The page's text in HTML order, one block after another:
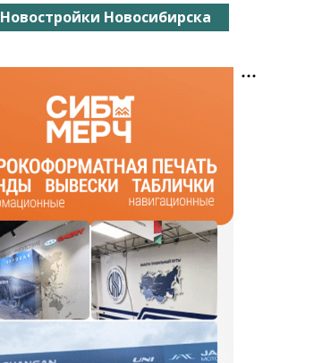
Новостройки Новосибирска